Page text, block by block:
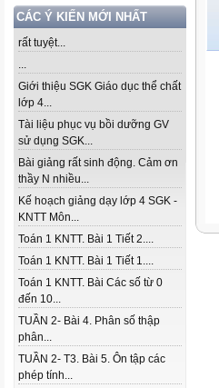
CÁC Ý KIẾN MỚI NHẤT
rất tuyệt...
...
Giới thiệu SGK Giáo dục thể chất
lớp 4...
Tài liệu phục vụ bồi dưỡng GV
sử dụng SGK...
Bài giảng rất sinh động. Cảm ơn
thầy N nhiều...
Kế hoạch giảng dạy lớp 4 SGK -
KNTT Môn...
Toán 1 KNTT. Bài 1 Tiết 2....
Toán 1 KNTT. Bài 1 Tiết 1....
Toán 1 KNTT. Bài Các số từ 0
đến 10...
TUẦN 2- Bài 4. Phân số thập
phân...
TUẦN 2- T3. Bài 5. Ôn tập các
phép tính...